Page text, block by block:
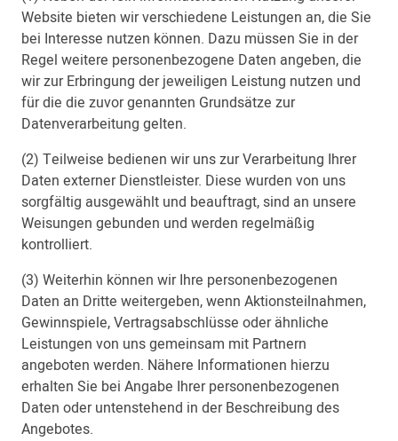
Website bieten wir verschiedene Leistungen an, die Sie
bei Interesse nutzen können. Dazu müssen Sie in der
Regel weitere personenbezogene Daten angeben, die
wir zur Erbringung der jeweiligen Leistung nutzen und
für die die zuvor genannten Grundsätze zur
Datenverarbeitung gelten.
(2) Teilweise bedienen wir uns zur Verarbeitung Ihrer
Daten externer Dienstleister. Diese wurden von uns
sorgfältig ausgewählt und beauftragt, sind an unsere
Weisungen gebunden und werden regelmäßig
kontrolliert.
(3) Weiterhin können wir Ihre personenbezogenen
Daten an Dritte weitergeben, wenn Aktionsteilnahmen,
Gewinnspiele, Vertragsabschlüsse oder ähnliche
Leistungen von uns gemeinsam mit Partnern
angeboten werden. Nähere Informationen hierzu
erhalten Sie bei Angabe Ihrer personenbezogenen
Daten oder untenstehend in der Beschreibung des
Angebotes.